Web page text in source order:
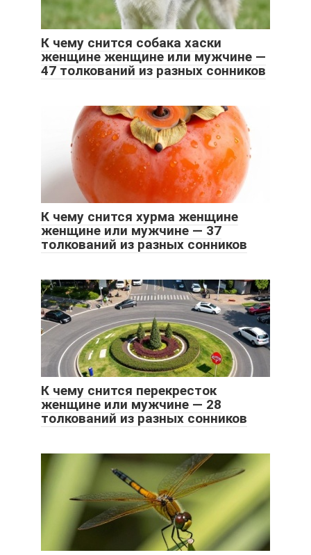
К чему снится собака хаски
женщине женщине или мужчине —
47 толкований из разных сонников
К чему снится хурма женщине
женщине или мужчине — 37
толкований из разных сонников
К чему снится перекресток
женщине или мужчине — 28
толкований из разных сонников